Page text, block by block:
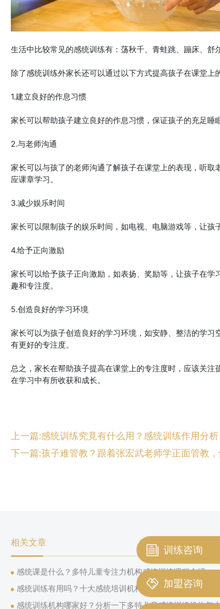
生活中比较常见的感统训练有：荡秋千、青蛙跳、蹦床、舒
除了感统训练外家长还可以通过以下方式提高孩子在课堂上
1.建立良好的作息习惯
家长可以帮助孩子建立良好的作息习惯，保证孩子的充足
2.与老师沟通
家长可以与孩了的老师沟通了解孩子在课堂上的表现，听
应课章学习。
3.减少娱乐时间
家长可以限制孩子的娱乐时间，如电视、电脑游戏等，让孩
4.给予正向激励
家长可以给予孩子正向激励，如表扬、奖励等，让孩子在
趣和专注度。
5.创造良好的学习环境
家长可以为孩子创造良好的学习环境，如安静、整洁的学
有更好的专注度。
总之，家长在帮助孩子提高在课堂上的专注度时，应该关
在学习中有所收获和成长。
上一篇:感统训练究竟有什么用？感统训练作用分析
下一篇:孩子难管教？跟着张宏武老师学正面管教
相关文章
感统课是什么？多特儿童专注力机构感统训练课程介绍
感统训练有用吗？十大感统培训机构训练前后对比
感统训练机构哪家好？分析一下多特儿童感统训练机构怎
训练咨询
加盟咨询